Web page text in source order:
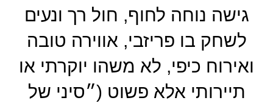
גישה נוחה לחוף, חול רך ונעים
לשחק בו פריזבי, אווירה טובה
ואירוח כיפי, לא משהו יוקרתי או
תיירותי אלא פשוט (״סיני של